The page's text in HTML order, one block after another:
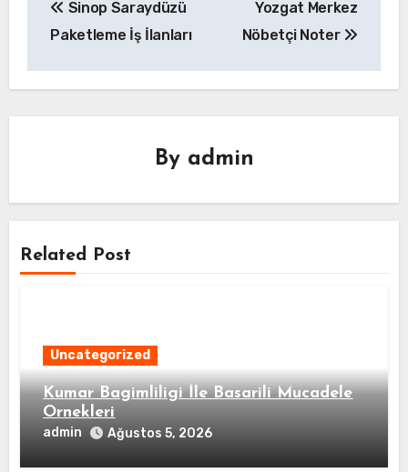
gezinmesi
Sinop Saraydüzü
Paketleme İş İlanları
Yozgat Merkez
Nöbetçi Noter
By admin
Related Post
Uncategorized
Kumar Bagimliligi İle Basarili Mucadele
Ornekleri
admin Ağustos 5, 2026